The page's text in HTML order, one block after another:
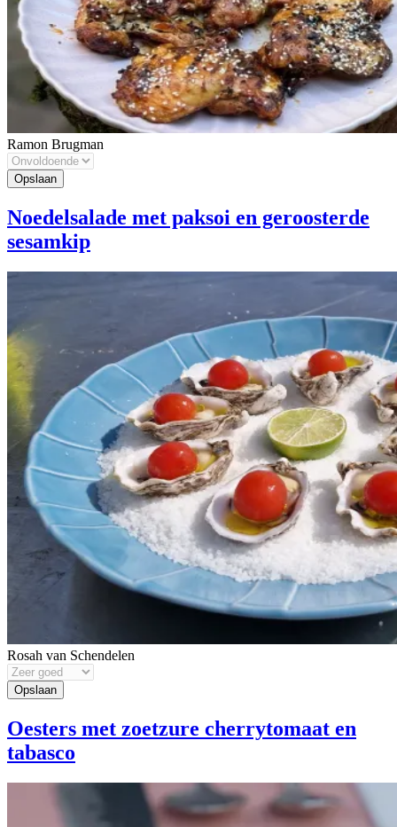
Ramon Brugman
Noedelsalade met paksoi en geroosterde
sesamkip
Rosah van Schendelen
Oesters met zoetzure cherrytomaat en
tabasco